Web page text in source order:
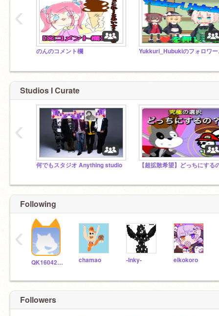
のんのコメント欄
‹
Studios I Curate
何でもスタジオ Anything studio
‹
Following
QK16042404 chamao -Inky- eikokoro
‹
Followers